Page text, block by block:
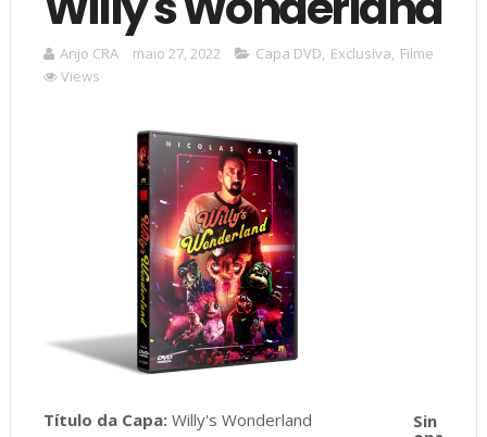
Anjo CRA maio 27, 2022 Capa DVD, Exclusiva, Filme
Views
Título da Capa:Willy's Wonderland